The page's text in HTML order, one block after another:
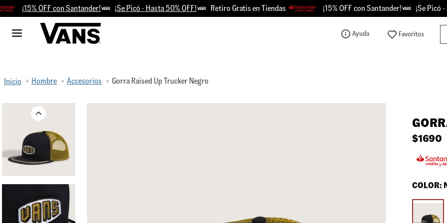
¡15% OFF con Santander! ¡Se Picó - Hasta 50% OFF! Retiro Gratis en Tiendas ¡15% OFF con Santander! ¡Se Picó
Ayuda
Hombre Accesorios Gorra Raised Up Trucker Negro
$1690
COLOR:
3.
sk8-hi